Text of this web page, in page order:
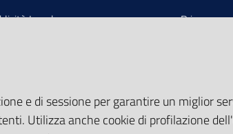
Legale
Privacy
Sito
e di sessione per garantire un miglior
Utilizza anche cookie di profilazione